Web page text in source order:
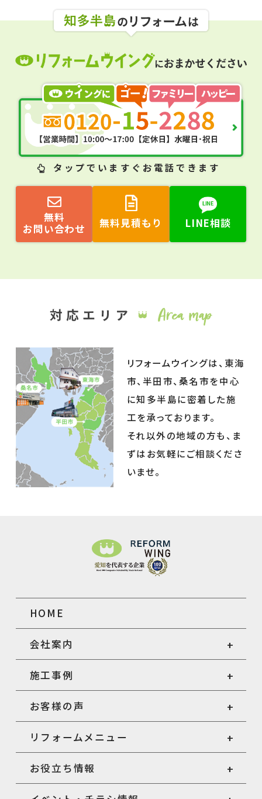
タップでいますぐお電話できます
無料
お問い合わせ
無料見積もり LINE相談
リフォームウイングは、東海
市、半田市、桑名市を中心
に知多半島に密着した施
工を承っております。
それ以外の地域の方も、ま
ずはお気軽にご相談くださ
いませ。
HOME
会社案内
施工事例
お客様の声
リフォームメニュー
お役立ち情報